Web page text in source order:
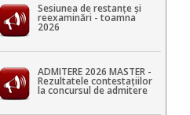
Sesiunea de restanțe și
reexaminări - toamna
2026
ADMITERE 2026 MASTER -
Rezultatele contestaţiilor
la concursul de admitere